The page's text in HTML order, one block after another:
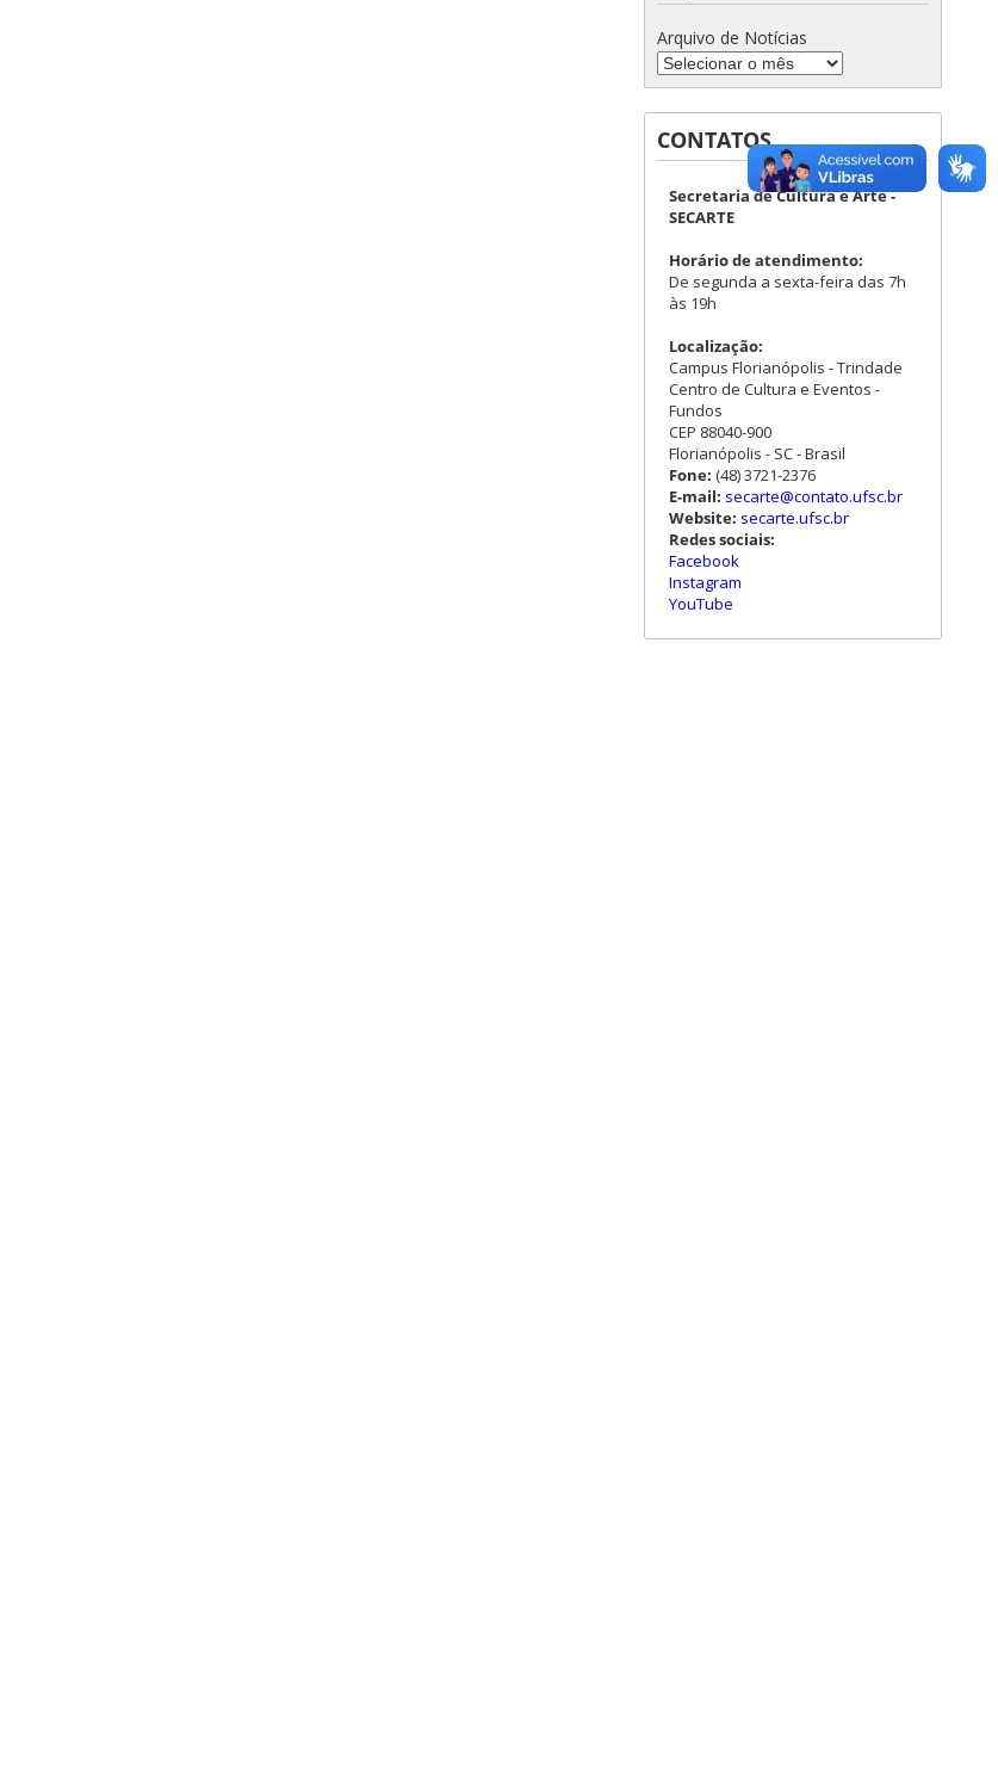
Arquivo de Notícias
CONTATOS
Secretaria de Cultura e Arte -
SECARTE
Horário de atendimento:
De segunda a sexta-feira das 7h
às 19h
Localização:
Campus Florianópolis - Trindade
Centro de Cultura e Eventos -
Fundos
CEP 88040-900
Florianópolis - SC - Brasil
Fone: (48) 3721-2376
E-mail: secarte@contato.ufsc.br
Website: secarte.ufsc.br
Redes sociais:
Facebook
Instagram
YouTube